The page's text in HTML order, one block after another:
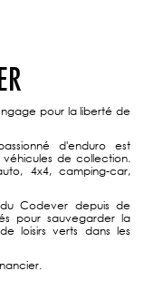
pour la liberté de
d'enduro est
de collection.
4x4, camping-car,
Codever depuis de
pour sauvegarder la
loisirs verts dans les